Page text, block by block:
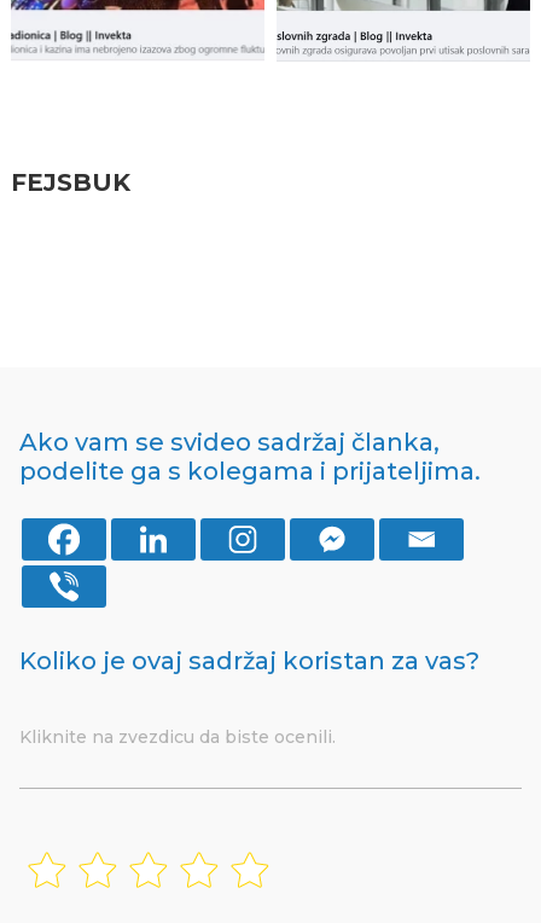
FEJSBUK
Ako vam se svideo sadržaj članka,
podelite ga s kolegama i prijateljima.
Koliko je ovaj sadržaj koristan za vas?
Kliknite na zvezdicu da biste ocenili.